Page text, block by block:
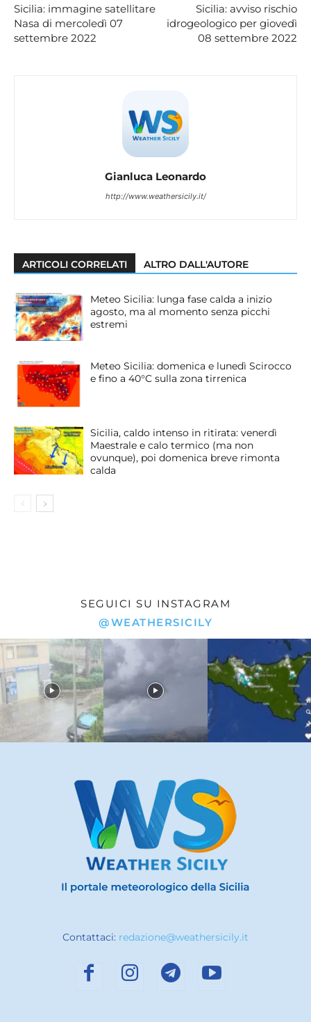
Sicilia: immagine satellitare
Nasa di mercoledì 07
settembre 2022
Sicilia: avviso rischio
idrogeologico per giovedì
08 settembre 2022
Gianluca Leonardo
http://www.weathersicily.it/
ARTICOLI CORRELATI ALTRO DALL'AUTORE
Meteo Sicilia: lunga fase calda a inizio
agosto, ma al momento senza picchi
estremi
Meteo Sicilia: domenica e lunedì Scirocco
e fino a 40°C sulla zona tirrenica
Sicilia, caldo intenso in ritirata: venerdì
Maestrale e calo termico (ma non
ovunque), poi domenica breve rimonta
calda
SEGUICI SU INSTAGRAM
@WEATHERSICILY
Contattaci: redazione@weathersicily.it